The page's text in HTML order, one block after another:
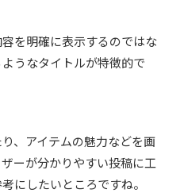
を明確に表示するのではな
うなタイトルが特徴的で
、アイテムの魅力などを画
ーが分かりやすい投稿に工
にしたいところですね。